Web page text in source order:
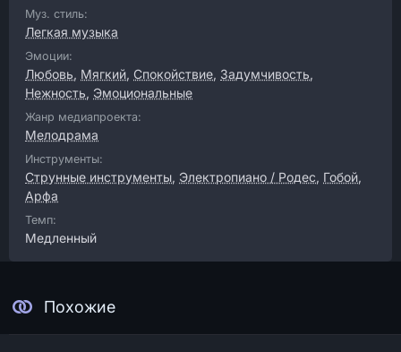
Муз. стиль:
Легкая музыка
Эмоции:
Любовь, Мягкий, Спокойствие, Задумчивость,
Нежность, Эмоциональные
Жанр медиапроекта:
Мелодрама
Инструменты:
Струнные инструменты, Электропиано / Родес, Гобой,
Арфа
Темп:
Медленный
Похожие